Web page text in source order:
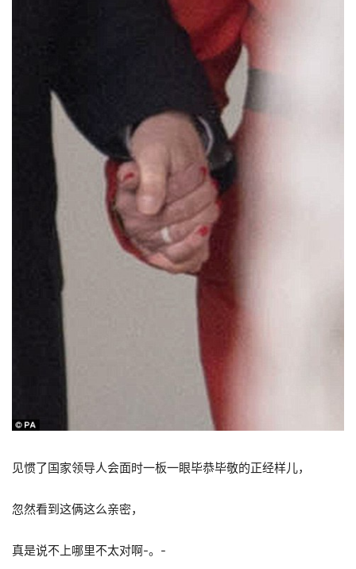
见惯了国家领导人会面时一板一眼毕恭毕敬的正经样儿，
忽然看到这俩这么亲密，
真是说不上哪里不太对啊-。-